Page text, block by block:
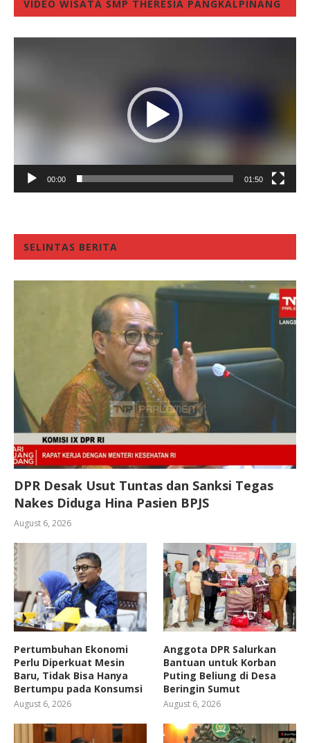
VIDEO WISATA SMP THERESIA PANGKALPINANG
00:00 01:50
SELINTAS BERITA
DPR Desak Usut Tuntas dan Sanksi Tegas
Nakes Diduga Hina Pasien BPJS
August 6, 2026
Pertumbuhan Ekonomi
Perlu Diperkuat Mesin
Baru, Tidak Bisa Hanya
Bertumpu pada Konsumsi
August 6, 2026
Anggota DPR Salurkan
Bantuan untuk Korban
Puting Beliung di Desa
Beringin Sumut
August 6, 2026